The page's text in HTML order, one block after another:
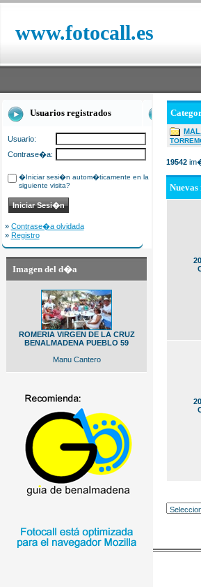
www.fotocall.es
Usuarios registrados
Usuario:
Contrase�a:
�Iniciar sesi�n autom�ticamente en la
siguiente visita?
» Contrase�a olvidada
» Registro
Imagen del d�a
ROMERIA VIRGEN DE LA CRUZ
BENALMADENA PUEBLO 59
Manu Cantero
19542